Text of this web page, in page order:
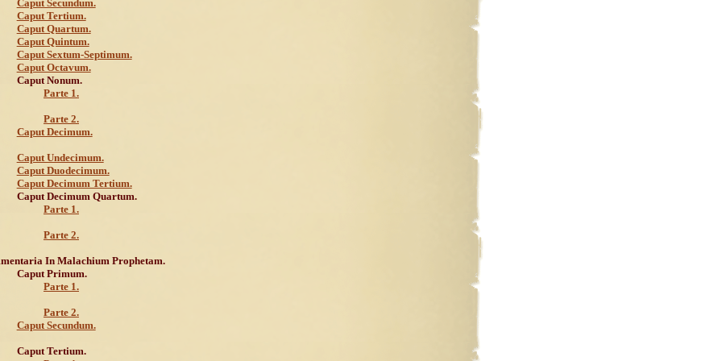
Caput Secundum.
Caput Tertium.
Caput Quartum.
Caput Quintum.
Caput Sextum-Septimum.
Caput Octavum.
Caput Nonum.
Parte 1.
Parte 2.
Caput Decimum.
Caput Undecimum.
Caput Duodecimum.
Caput Decimum Tertium.
Caput Decimum Quartum.
Parte 1.
Parte 2.
In Malachium Prophetam.
Caput Primum.
Parte 1.
Parte 2.
Caput Secundum.
Caput Tertium.